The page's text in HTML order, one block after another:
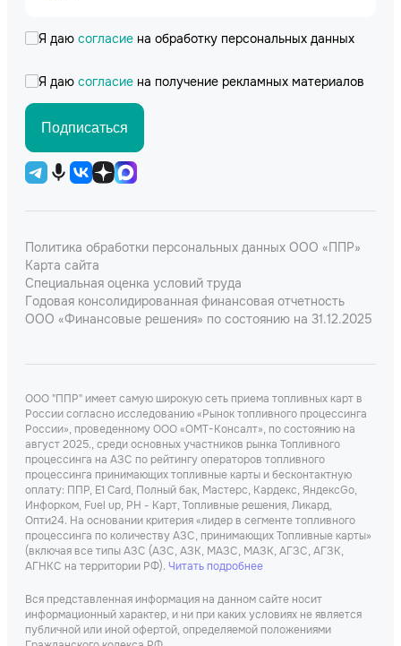
Я даю согласие на обработку персональных данных
Я даю согласие на получение рекламных материалов
Подписаться
Политика обработки персональных данных ООО «ППР»
Карта сайта
Специальная оценка условий труда
Годовая консолидированная финансовая отчетность
ООО «Финансовые решения» по состоянию на 31.12.2025
ООО "ППР" имеет самую широкую сеть приема топливных карт в
России согласно исследованию «Рынок топливного процессинга
России», проведенному ООО «ОМТ-Консалт», по состоянию на
август 2025., среди основных участников рынка Топливного
процессинга на АЗС по рейтингу операторов топливного
процессинга принимающих топливные карты и бесконтактную
оплату: ППР, Е1 Card, Полный бак, Мастерс, Кардекс, ЯндексGo,
Инфорком, Fuel up, РН - Карт, Топливные решения, Ликард,
Опти24. На основании критерия «лидер в сегменте топливного
процессинга по количеству АЗС, принимающих Топливные карты»
(включая все типы АЗС (АЗС, АЗК, МАЗС, МАЗК, АГЗС, АГЗК,
АГНКС на территории РФ). Читать подробнее
Вся представленная информация на данном сайте носит
информационный характер, и ни при каких условиях не является
публичной или иной офертой, определяемой положениями